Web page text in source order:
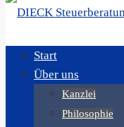
Start
Über uns
Kanzlei
Philosophie